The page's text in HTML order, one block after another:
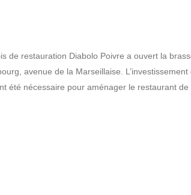
de restauration Diabolo Poivre a ouvert la
avenue de la Marseillaise. L’investissement
été nécessaire pour aménager le restaurant